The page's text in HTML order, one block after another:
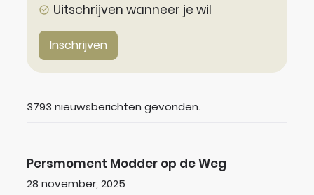
Uitschrijven wanneer je wil
Inschrijven
3793 nieuwsberichten gevonden.
Persmoment Modder op de Weg
Gepubliceerd op
28 november, 2025